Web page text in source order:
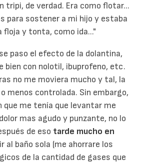
tripi, de verdad. Era como flotar...
para sostener a mi hijo y estaba
floja y tonta, como ida..."
paso el efecto de la dolantina,
con nolotil, ibuprofeno, etc.
no me moviera mucho y tal, la
menos controlada. Sin embargo,
que me tenía que levantar me
mas agudo y punzante, no lo
de eso tarde mucho en
al baño sola (me ahorrare los
de la cantidad de gases que